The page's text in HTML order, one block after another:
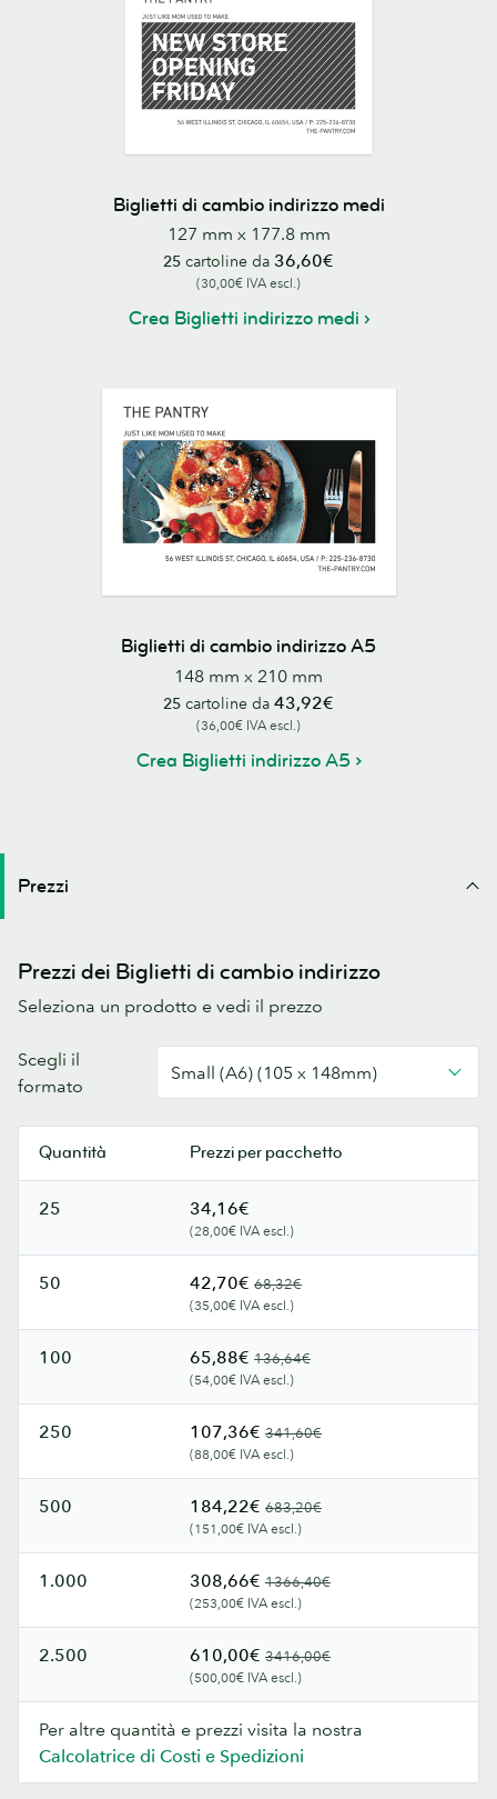
Biglietti di cambio indirizzo medi
127 mm x 177.8 mm
25 cartoline da 36,60€
(30,00€ IVA escl.)
Crea Biglietti indirizzo medi
Biglietti di cambio indirizzo A5
148 mm x 210 mm
25 cartoline da 43,92€
(36,00€ IVA escl.)
Crea Biglietti indirizzo A5
Prezzi
Prezzi dei Biglietti di cambio indirizzo
Seleziona un prodotto e vedi il prezzo
Biglietti
di
Scegli il
formato
Small (A6) (105 x 148mm)
Quantità Prezzi per pacchetto
25 34,16€
(28,00€ IVA escl.)
50 42,70€ 68,32€
(35,00€ IVA escl.)
100 65,88€ 136,64€
(54,00€ IVA escl.)
250 107,36€ 341,60€
(88,00€ IVA escl.)
500 184,22€ 683,20€
(151,00€ IVA escl.)
1.000 308,66€ 1366,40€
(253,00€ IVA escl.)
2.500 610,00€ 3416,00€
(500,00€ IVA escl.)
Per altre quantità e prezzi visita la nostra
Calcolatrice di Costi e Spedizioni